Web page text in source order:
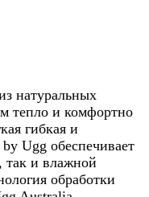
натуральных
тепло и комфортно
гибкая и
Ugg обеспечивает
так и влажной
обработки